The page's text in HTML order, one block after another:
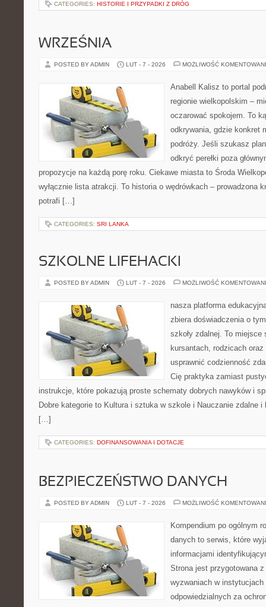
CATEGORIES: HISTORIE I PRZYPADKI Z DRÓG
WRZEŚNIA
POSTED BY ADMIN LUT - 7 - 2026 MOŻLIWOŚĆ
Anabell Kalisz to portal
regionie wielkopolskim –
oczarować spokojem. To
odkrywania, gdzie konkret
podróży. Jeśli szukasz
odkryć perełki poza
propozycje na każdą porę roku. Ciekawe miasta to Środa
wyłącznie lista atrakcji. To historia o wędrówkach – prowadzona
potrafi […]
CATEGORIES: SRI LANKA
SZKOLNE LIFEHACKI
POSTED BY ADMIN LUT - 7 - 2026 MOŻLIWOŚĆ
nasza platforma
zbiera doświadczenia o
szkoły zdalnej. To
kursantach, rodzicach
usprawnić codzienność
Cię praktyka zamiast
instrukcje, które pokazują proste schematy dobrych nawyków i
Dobre kategorie to Kultura i sztuka w szkole i Nauczanie zdalne
[…]
CATEGORIES: DOFINANSOWANIA I DOTACJE
BEZPIECZEŃSTWO DANYCH
POSTED BY ADMIN LUT - 7 - 2026 MOŻLIWOŚĆ
Kompendium po ogólnym
danych to serwis, które
informacjami
Strona jest przygotowana
wyzwaniach w instytucjach
odpowiedzialnych za